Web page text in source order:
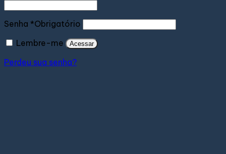
Senha *Obrigatório
Lembre-me
Acessar
Perdeu sua senha?